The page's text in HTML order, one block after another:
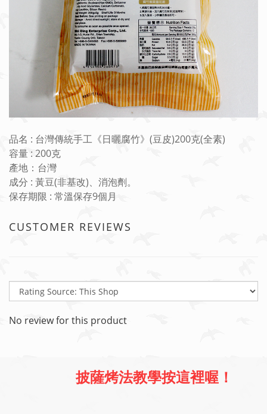
品名 : 台灣傳統手工《日曬腐竹》(豆皮)200克(全素)
容量 : 200克
產地：台灣
成分 : 黃豆(非基改)、消泡劑。
保存期限 : 常溫保存9個月
CUSTOMER REVIEWS
No review for this product
披薩烤法教學按這裡喔！